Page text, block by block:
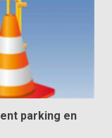
parking en